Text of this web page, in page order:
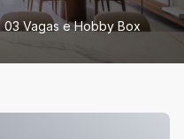
03 Vagas e Hobby Box